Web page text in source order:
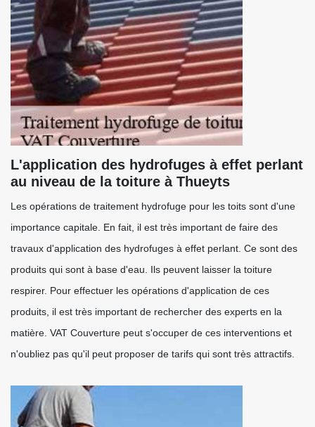
L'application des hydrofuges à effet perlant
au niveau de la toiture à Thueyts
Les opérations de traitement hydrofuge pour les toits sont d'une
importance capitale. En fait, il est très important de faire des
travaux d'application des hydrofuges à effet perlant. Ce sont des
produits qui sont à base d'eau. Ils peuvent laisser la toiture
respirer. Pour effectuer les opérations d'application de ces
produits, il est très important de rechercher des experts en la
matière. VAT Couverture peut s'occuper de ces interventions et
n'oubliez pas qu'il peut proposer de tarifs qui sont très attractifs.